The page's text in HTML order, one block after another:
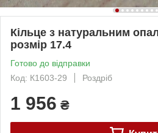
Кільце з натуральним
розмір 17.4
Готово до відправки
Код: К1603-29
Роздріб
1 956 ₴